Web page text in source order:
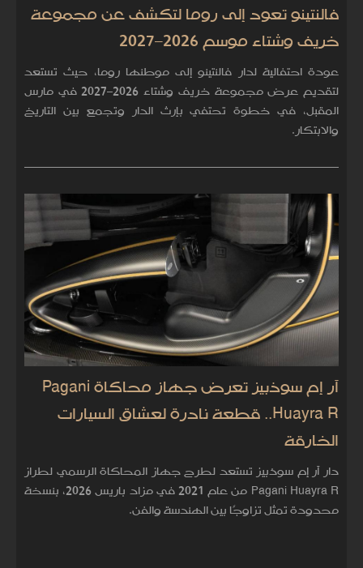
فالنتينو تعود إلى روما لتكشف عن مجموعة
خريف وشتاء موسم 2026–2027
عودة احتفالية لدار فالنتينو إلى موطنها روما، حيث تستعد
لتقديم عرض مجموعة خريف وشتاء 2026–2027 في مارس
المقبل، في خطوة تحتفي بإرث الدار وتجمع بين التاريخ
والابتكار.
آر إم سوذبيز تعرض جهاز محاكاة Pagani
Huayra R.. قطعة نادرة لعشاق السيارات
الخارقة
دار آر إم سوذبيز تستعد لطرح جهاز المحاكاة الرسمي لطراز
Pagani Huayra R من عام 2021 في مزاد باريس 2026، بنسخة
محدودة تمثل تزاوجًا بين الهندسة والفن.